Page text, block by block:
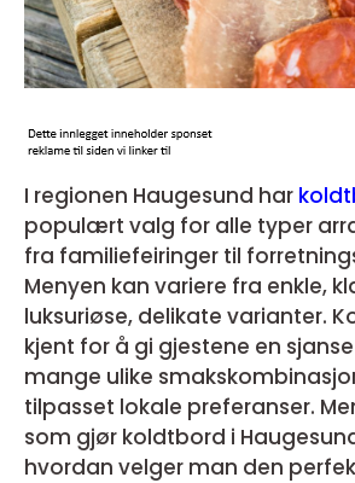
I regionen Haugesund har
populært valg for alle typer
fra familiefeiringer til
Menyen kan variere fra enkle,
luksuriøse, delikate varianter.
kjent for å gi gjestene en
mange ulike
tilpasset lokale preferanser.
som gjør koldtbord i
hvordan velger man den